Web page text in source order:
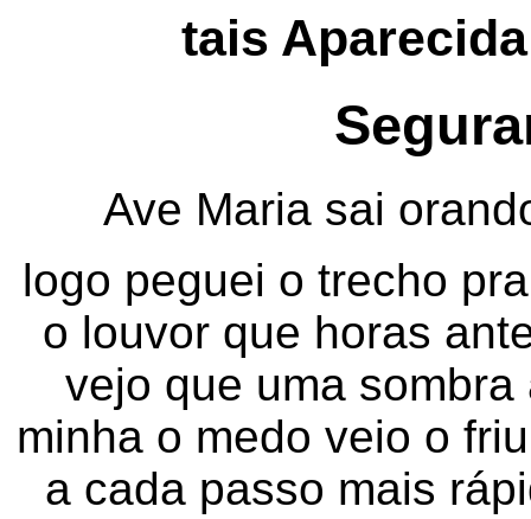
tais
Ave Maria sai
logo peguei o trecho
o louvor que horas
vejo que uma
minha o medo veio o
a cada passo mais